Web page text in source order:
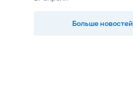
Больше новостей